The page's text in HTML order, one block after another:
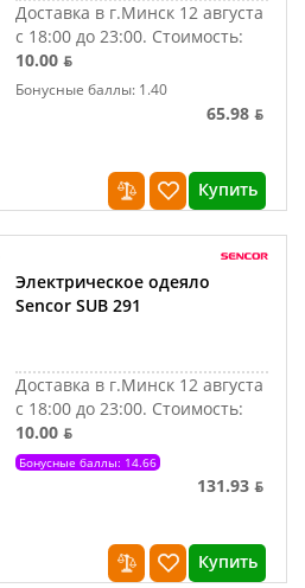
Доставка в г.Минск 12 августа
с 18:00 до 23:00. Стоимость:
10.00 ƃ
Бонусные баллы: 1.40
65.98 ƃ
Купить
Электрическое одеяло
Sencor SUB 291
Доставка в г.Минск 12 августа
с 18:00 до 23:00. Стоимость:
10.00 ƃ
Бонусные баллы: 14.66
131.93 ƃ
Купить